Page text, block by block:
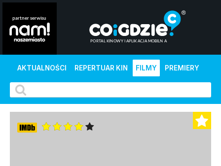
AKTUALNOŚCI REPERTUAR KIN FILMY PREMIERY